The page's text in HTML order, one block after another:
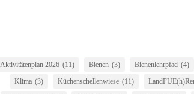
Aktivitätenplan 2026 (11) Bienen (3) Bienenlehrpfad (4)
Klima (3) Küchenschellenwiese (11)